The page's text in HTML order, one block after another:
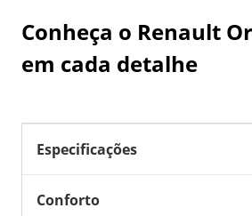
Conheça o Renault
em cada detalhe
Especificações
Conforto